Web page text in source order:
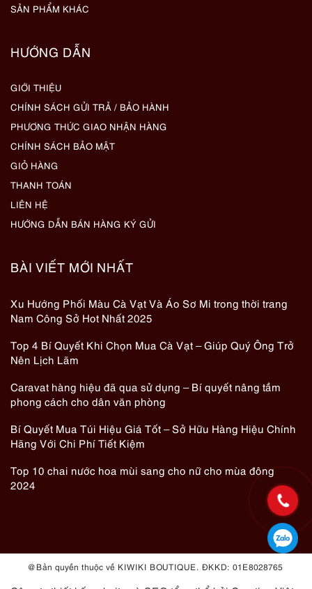
SẢN PHẨM KHÁC
HƯỚNG DẪN
GIỚI THIỆU
CHÍNH SÁCH GỬI TRẢ / BẢO HÀNH
PHƯƠNG THỨC GIAO NHẬN HÀNG
CHÍNH SÁCH BẢO MẬT
GIỎ HÀNG
THANH TOÁN
LIÊN HỆ
HƯỚNG DẪN BÁN HÀNG KÝ GỬI
BÀI VIẾT MỚI NHẤT
Xu Hướng Phối Màu Cà Vạt Và Áo Sơ Mi trong thời trang
Nam Công Sở Hot Nhất 2025
Top 4 Bí Quyết Khi Chọn Mua Cà Vạt – Giúp Quý Ông Trở
Nên Lịch Lãm
Caravat hàng hiệu đã qua sử dụng – Bí quyết nâng tầm
phong cách cho dân văn phòng
Bí Quyết Mua Túi Hiệu Giá Tốt – Sở Hữu Hàng Hiệu Chính
Hãng Với Chi Phí Tiết Kiệm
Top 10 chai nước hoa mùi sang cho nữ cho mùa đông
2024
@ Bản quyền thuộc về KIWIKI BOUTIQUE. ĐKKD: 01E8028765